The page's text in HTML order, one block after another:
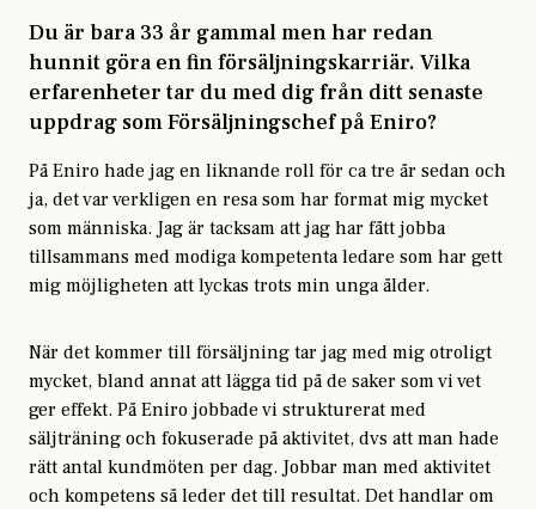
Du är bara 33 år gammal men har redan
hunnit göra en fin försäljningskarriär. Vilka
erfarenheter tar du med dig från ditt senaste
uppdrag som Försäljningschef på Eniro?
På Eniro hade jag en liknande roll för ca tre år sedan och
ja, det var verkligen en resa som har format mig mycket
som människa. Jag är tacksam att jag har fått jobba
tillsammans med modiga kompetenta ledare som har gett
mig möjligheten att lyckas trots min unga ålder.
När det kommer till försäljning tar jag med mig otroligt
mycket, bland annat att lägga tid på de saker som vi vet
ger effekt. På Eniro jobbade vi strukturerat med
säljträning och fokuserade på aktivitet, dvs att man hade
rätt antal kundmöten per dag. Jobbar man med aktivitet
och kompetens så leder det till resultat. Det handlar om